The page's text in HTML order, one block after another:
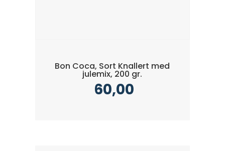
Bon Coca, Sort Knallert med
julemix, 200 gr.
60,00